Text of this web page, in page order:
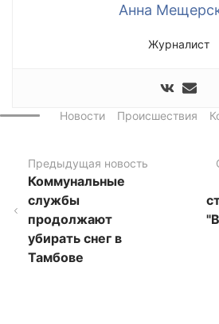
Анна
Журналист
Новости Происшествия
Предыдущая новость
Коммунальные
службы
продолжают
убирать снег в
Тамбове